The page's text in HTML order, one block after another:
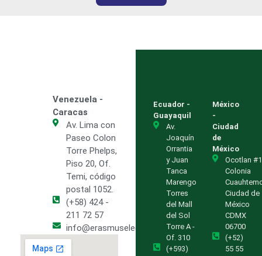
Venezuela -
Caracas
Av. Lima con
Paseo Colon
Torre Phelps,
Piso 20, Of.
Temi, código
postal 1052.
(+58) 424 -
211 72 57
info@erasmuselectric.com.ve
Ecuador -
Guayaquil
Av.
Joaquín
Orrantia
y Juan
Tanca
Marengo
Torres
del Mall
del Sol
Torre A -
Of. 310
(+593)
México
-
Ciudad
de
México
Ocotlan
Colonia
Ciudad de
México
CDMX
06700
(+52)
55 55